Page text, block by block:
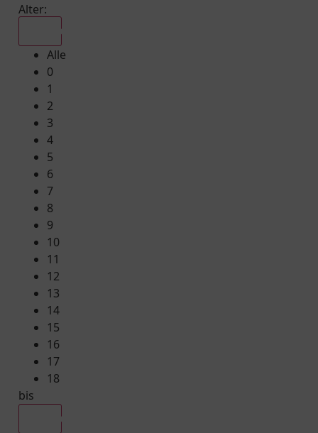
Alter:
Alle
0
1
2
3
4
5
6
7
8
9
10
11
12
13
14
15
16
17
18
bis